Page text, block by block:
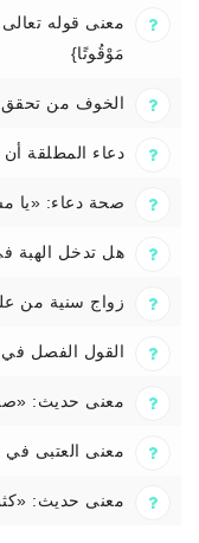
معنى قوله
مَوْقُوتًا}
الخوف من تحقق
دعاء المطلقة أن
صحة دعاء: «يا
هل تدخل الهبة
زواج سنية من
القول الفصل في
معنى حديث:
معنى العتبى
معنى حديث: